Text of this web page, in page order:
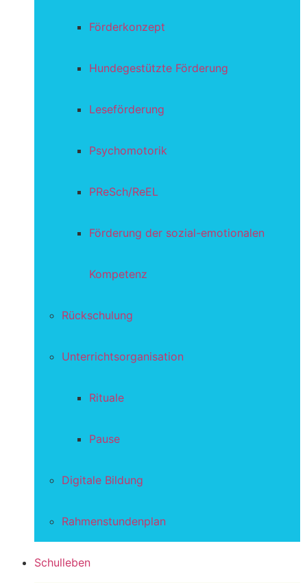
Förderkonzept
Hundegestützte Förderung
Leseförderung
Psychomotorik
PReSch/ReEL
Förderung der sozial-emotionalen
Kompetenz
Rückschulung
Unterrichtsorganisation
Rituale
Pause
Digitale Bildung
Rahmenstundenplan
Schulleben